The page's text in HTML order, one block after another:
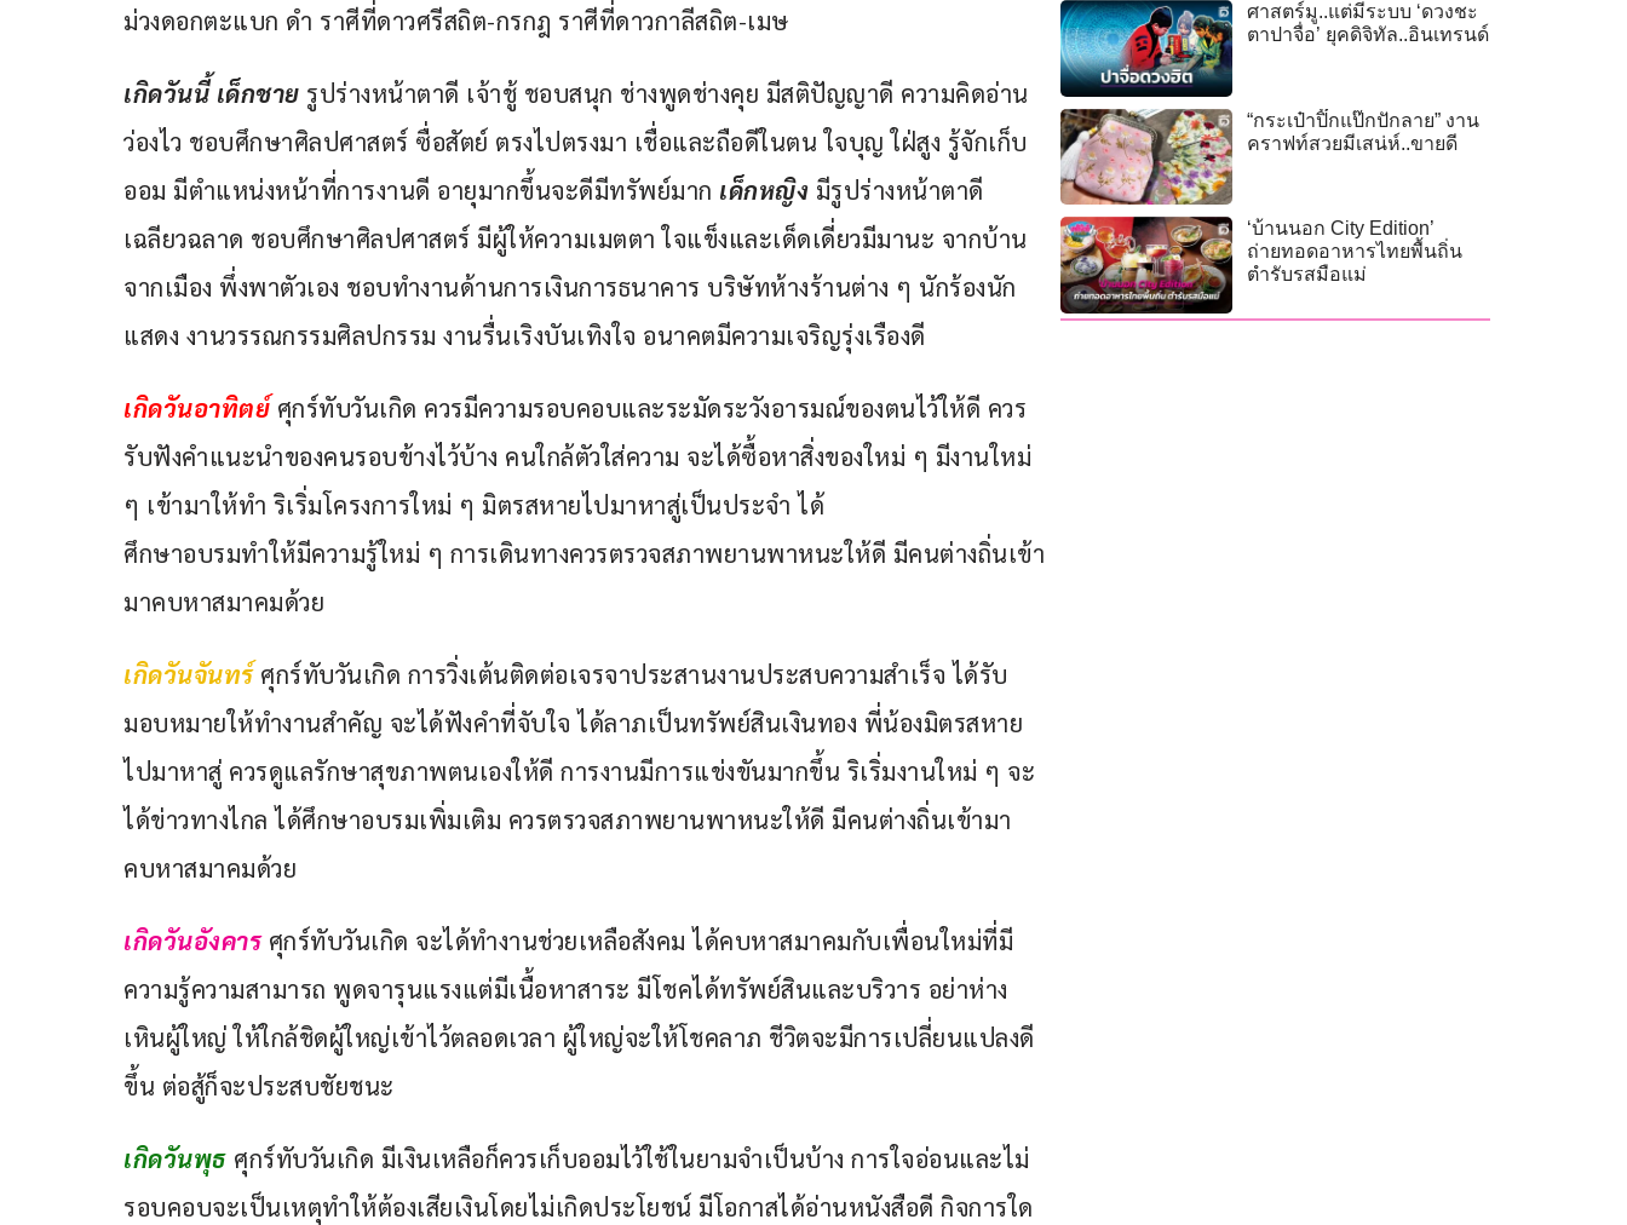
ม่วงดอกตะแบก ดำ ราศีที่ดาวศรีสถิต-กรกฎ ราศีที่ดาวกาลีสถิต-เมษ
เกิดวันนี้ เด็กชาย รูปร่างหน้าตาดี เจ้าชู้ ชอบสนุก ช่างพูดช่างคุย มีสติปัญญาดี ความคิดอ่าน
ว่องไว ชอบศึกษาศิลปศาสตร์ ซื่อสัตย์ ตรงไปตรงมา เชื่อและถือดีในตน ใจบุญ ใฝ่สูง รู้จักเก็บ
ออม มีตำแหน่งหน้าที่การงานดี อายุมากขึ้นจะดีมีทรัพย์มาก เด็กหญิง มีรูปร่างหน้าตาดี
เฉลียวฉลาด ชอบศึกษาศิลปศาสตร์ มีผู้ให้ความเมตตา ใจแข็งและเด็ดเดี่ยวมีมานะ จากบ้าน
จากเมือง พึ่งพาตัวเอง ชอบทำงานด้านการเงินการธนาคาร บริษัทห้างร้านต่าง ๆ นักร้องนัก
แสดง งานวรรณกรรมศิลปกรรม งานรื่นเริงบันเทิงใจ อนาคตมีความเจริญรุ่งเรืองดี
เกิดวันอาทิตย์ ศุกร์ทับวันเกิด ควรมีความรอบคอบและระมัดระวังอารมณ์ของตนไว้ให้ดี ควร
รับฟังคำแนะนำของคนรอบข้างไว้บ้าง คนใกล้ตัวใส่ความ จะได้ซื้อหาสิ่งของใหม่ ๆ มีงานใหม่
ๆ เข้ามาให้ทำ ริเริ่มโครงการใหม่ ๆ มิตรสหายไปมาหาสู่เป็นประจำ ได้
ศึกษาอบรมทำให้มีความรู้ใหม่ ๆ การเดินทางควรตรวจสภาพยานพาหนะให้ดี มีคนต่างถิ่นเข้า
มาคบหาสมาคมด้วย
เกิดวันจันทร์ ศุกร์ทับวันเกิด การวิ่งเต้นติดต่อเจรจาประสานงานประสบความสำเร็จ ได้รับ
มอบหมายให้ทำงานสำคัญ จะได้ฟังคำที่จับใจ ได้ลาภเป็นทรัพย์สินเงินทอง พี่น้องมิตรสหาย
ไปมาหาสู่ ควรดูแลรักษาสุขภาพตนเองให้ดี การงานมีการแข่งขันมากขึ้น ริเริ่มงานใหม่ ๆ จะ
ได้ข่าวทางไกล ได้ศึกษาอบรมเพิ่มเติม ควรตรวจสภาพยานพาหนะให้ดี มีคนต่างถิ่นเข้ามา
คบหาสมาคมด้วย
เกิดวันอังคาร ศุกร์ทับวันเกิด จะได้ทำงานช่วยเหลือสังคม ได้คบหาสมาคมกับเพื่อนใหม่ที่มี
ความรู้ความสามารถ พูดจารุนแรงแต่มีเนื้อหาสาระ มีโชคได้ทรัพย์สินและบริวาร อย่าห่าง
เหินผู้ใหญ่ ให้ใกล้ชิดผู้ใหญ่เข้าไว้ตลอดเวลา ผู้ใหญ่จะให้โชคลาภ ชีวิตจะมีการเปลี่ยนแปลงดี
ขึ้น ต่อสู้ก็จะประสบชัยชนะ
เกิดวันพุธ ศุกร์ทับวันเกิด มีเงินเหลือก็ควรเก็บออมไว้ใช้ในยามจำเป็นบ้าง การใจอ่อนและไม่
รอบคอบจะเป็นเหตุทำให้ต้องเสียเงินโดยไม่เกิดประโยชน์ มีโอกาสได้อ่านหนังสือดี กิจการใด
ศาสตร์มู..แต่มีระบบ ‘ดวงชะ
ตาปาจื่อ’ ยุคดิจิทัล..อินเทรนด์
“กระเป๋าปิ๊กแป๊กปักลาย” งาน
คราฟท์สวยมีเสน่ห์..ขายดี
‘บ้านนอก City Edition’
ถ่ายทอดอาหารไทยพื้นถิ่น
ตำรับรสมือแม่